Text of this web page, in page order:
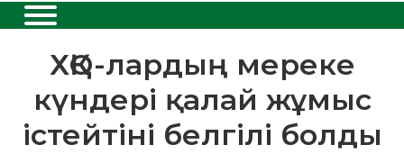
ХҚО-лардың мереке
күндері қалай жұмыс
істейтіні белгілі болды